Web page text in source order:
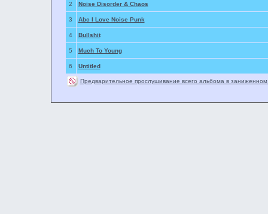
2 Noise Disorder & Chaos
3 Abc I Love Noise Punk
4 Bullshit
5 Much To Young
6 Untitled
Предварительное прослушивание всего альбома в заниженном